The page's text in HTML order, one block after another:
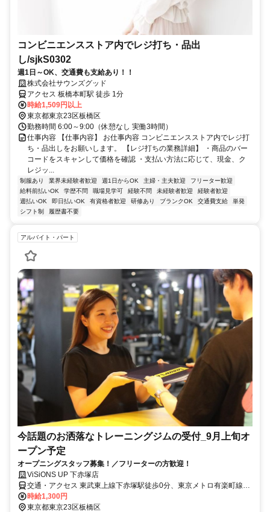
コンビニエンスストア内でレジ打ち・品出
し/sjkS0302
週1日～OK、交通費も支給あり！！
株式会社サウンズグッド
アクセス 板橋本町駅 徒歩 1分
時給1,509円以上
東京都東京23区板橋区
勤務時間 6:00～9:00（休憩なし 実働3時間）
仕事内容 【仕事内容】 お仕事内容 コンビニエンスストア内でレジ打
ち・品出しをお願いします。 【レジ打ちの業務詳細】 ・商品のバー
コードをスキャンして価格を確認 ・支払い方法に応じて、現金、ク
レジッ...
制服あり 業界未経験者歓迎 週1日からOK 主婦・主夫歓迎
フリーター歓迎
給料前払いOK
学歴不問 職場見学可 経験不問 未経験者歓迎
経験者歓迎
週払いOK
即日払いOK 有資格者歓迎 研修あり ブランクOK 交通費支給
単発
シフト制
履歴書不要
アルバイト・パート
今話題のお洒落なトレーニングジムの受付_9月上旬オ
ープン予定
オープニングスタッフ募集！／フリーターの方歓迎！
ViSiONS UP 下赤塚店
交通・アクセス 東武東上線下赤塚駅徒歩0分、東京メトロ有楽町線・
副都心線地下鉄赤塚駅徒歩2分
時給1,300円
東京都東京23区板橋区